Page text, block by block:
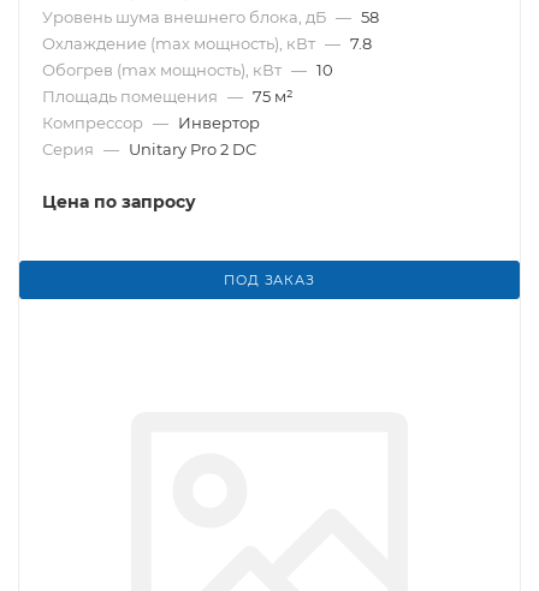
Уровень шума внешнего блока, дБ — 58
Охлаждение (max мощность), кВт — 7.8
Обогрев (max мощность), кВт — 10
Площадь помещения — 75 м²
Компрессор — Инвертор
Серия — Unitary Pro 2 DC
Цена по запросу
ПОД ЗАКАЗ